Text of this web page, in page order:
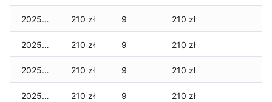
2025-02-17 210 zł 9 210 zł
2025-02-16 210 zł 9 210 zł
2025-02-15 210 zł 9 210 zł
2025-02-14 210 zł 9 210 zł